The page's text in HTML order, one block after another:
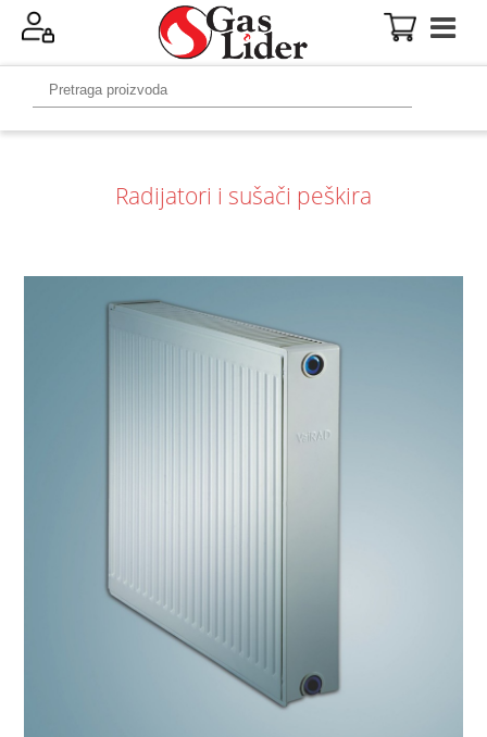
Radijatori i sušači peškira